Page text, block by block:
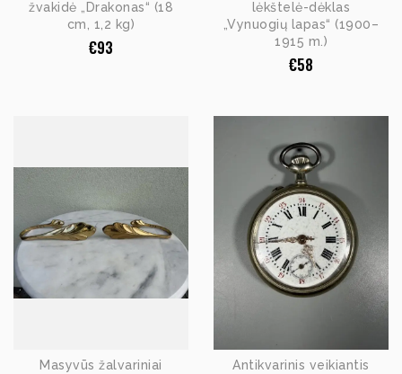
žvakidė „Drakonas“ (18
cm, 1,2 kg)
€93
lėkštelė-dėklas
„Vynuogių lapas“ (1900–
1915 m.)
€58
Masyvūs žalvariniai
Antikvarinis veikiantis